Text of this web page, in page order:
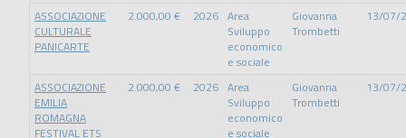
ASSOCIAZIONE
CULTURALE
PANICARTE
2.000,00 € 2026 Area
Sviluppo
economico
e sociale
Giovanna
Trombetti
13/07/
ASSOCIAZIONE
EMILIA
ROMAGNA
FESTIVAL ETS
2.000,00 € 2026 Area
Sviluppo
economico
e sociale
Giovanna
Trombetti
13/07/